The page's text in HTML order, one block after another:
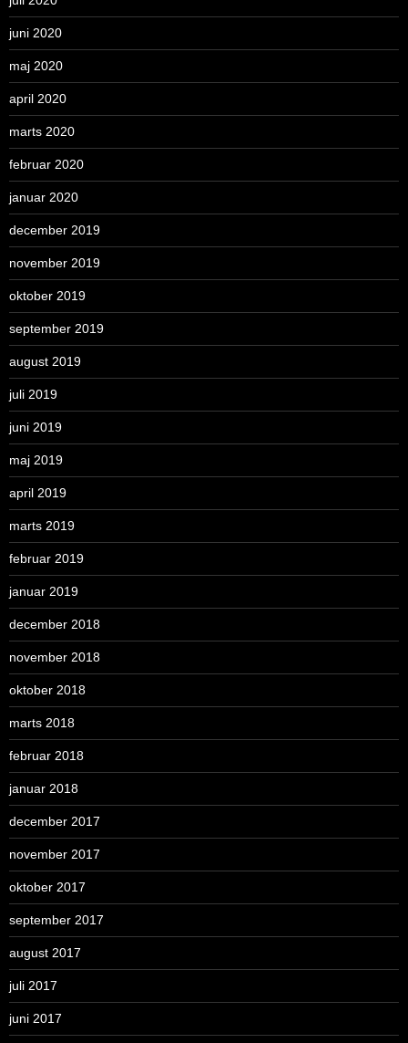
juni 2020
maj 2020
april 2020
marts 2020
februar 2020
januar 2020
december 2019
november 2019
oktober 2019
september 2019
august 2019
juli 2019
juni 2019
maj 2019
april 2019
marts 2019
februar 2019
januar 2019
december 2018
november 2018
oktober 2018
marts 2018
februar 2018
januar 2018
december 2017
november 2017
oktober 2017
september 2017
august 2017
juli 2017
juni 2017